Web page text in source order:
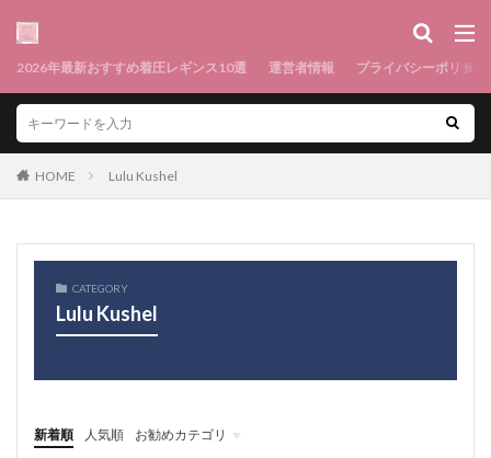
2026年最新おすすめ着圧レギンス10選 運営者情報 プライバシーポリシー
HOME Lulu Kushel
CATEGORY
Lulu Kushel
新着順 人気順
お勧めカテゴリ